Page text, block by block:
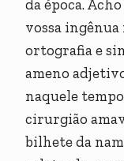
da época.
vossa ingênua
ortografia e
ameno
naquele
cirurgião
bilhete da